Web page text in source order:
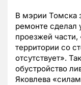
В мэрии Томска
ремонте сделал
проезжей части,
территории со
отсутствует».
обустройство
Яковлева